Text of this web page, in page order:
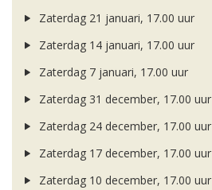
Zaterdag 21 januari, 17.00 uur
Zaterdag 14 januari, 17.00 uur
Zaterdag 7 januari, 17.00 uur
Zaterdag 31 december, 17.00 uur
Zaterdag 24 december, 17.00 uur
Zaterdag 17 december, 17.00 uur
Zaterdag 10 december, 17.00 uur